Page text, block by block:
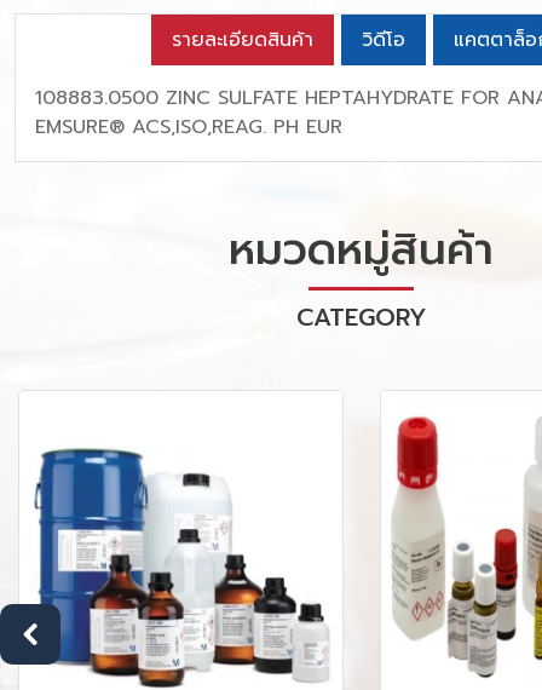
รายละเอียดสินค้า วิดีโอ
แคตตาล็
108883.0500 ZINC SULFATE HEPTAHYDRATE FOR
EMSURE® ACS,ISO,REAG. PH EUR
หมวดหมู่สินค้า
CATEGORY